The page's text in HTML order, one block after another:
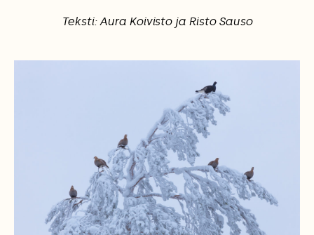
Teksti: Aura Koivisto ja Risto Sauso